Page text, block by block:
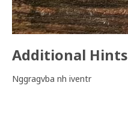
Additional Hints
Nggragvba nh iventr